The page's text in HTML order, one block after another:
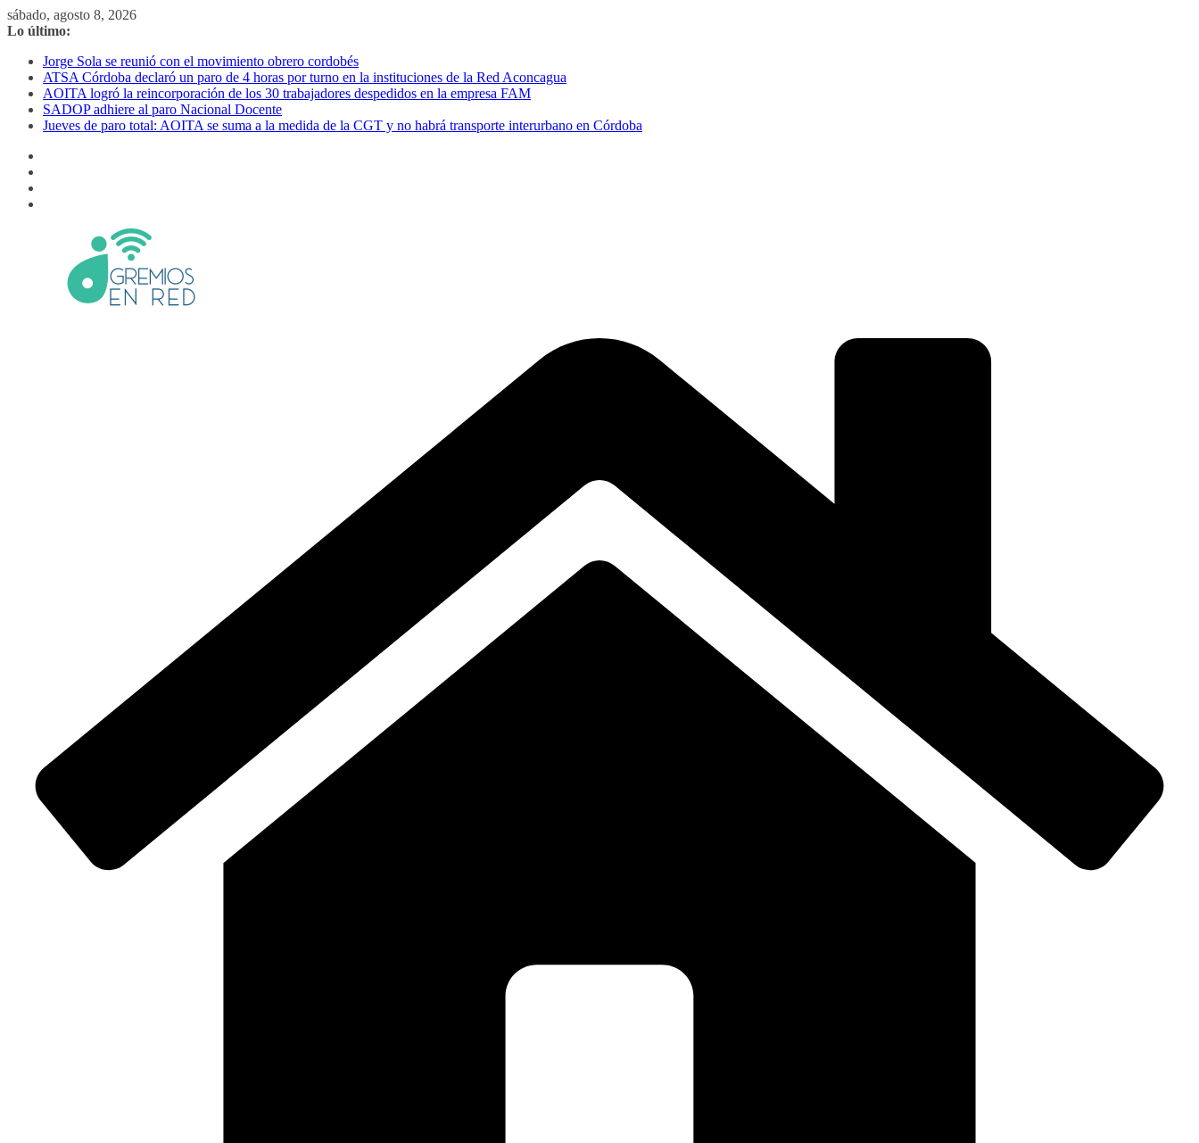
Saltar
al
sábado, agosto 8, 2026
Lo último:
Jorge Sola se reunió con el movimiento obrero cordobés
ATSA Córdoba declaró un paro de 4 horas por turno en la instituciones de la Red Aconcagua
AOITA logró la reincorporación de los 30 trabajadores despedidos en la empresa FAM
SADOP adhiere al paro Nacional Docente
Jueves de paro total: AOITA se suma a la medida de la CGT y no habrá transporte interurbano en Córdoba